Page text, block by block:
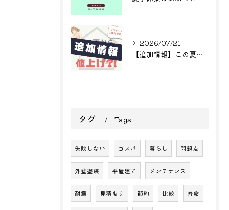
2026/07/21
【追加情報】この夏からまた値上げ?! リフォームをご検討中の方へ
タグ Tags
失敗しない コスパ 暮らし 問題点
外壁塗装 平屋建て メンテナンス
耐震 見積もり 節約 比較 寿命